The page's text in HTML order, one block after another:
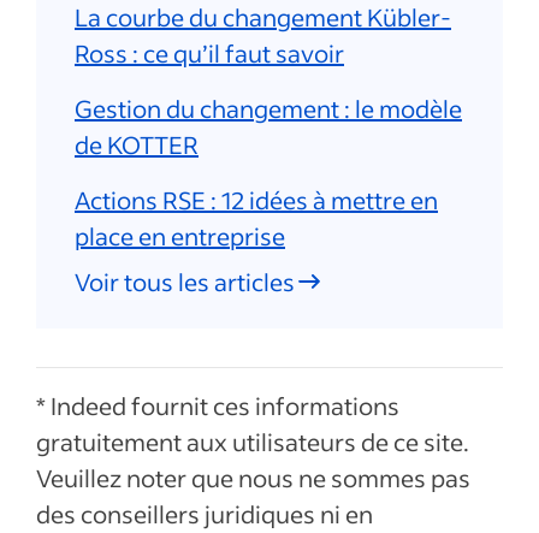
La courbe du changement Kübler-
Ross : ce qu’il faut savoir
Gestion du changement : le modèle
de KOTTER
Actions RSE : 12 idées à mettre en
place en entreprise
Voir tous les articles
* Indeed fournit ces informations
gratuitement aux utilisateurs de ce site.
Veuillez noter que nous ne sommes pas
des conseillers juridiques ni en